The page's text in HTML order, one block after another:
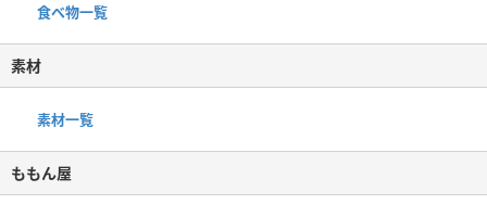
食べ物一覧
素材
素材一覧
ももん屋